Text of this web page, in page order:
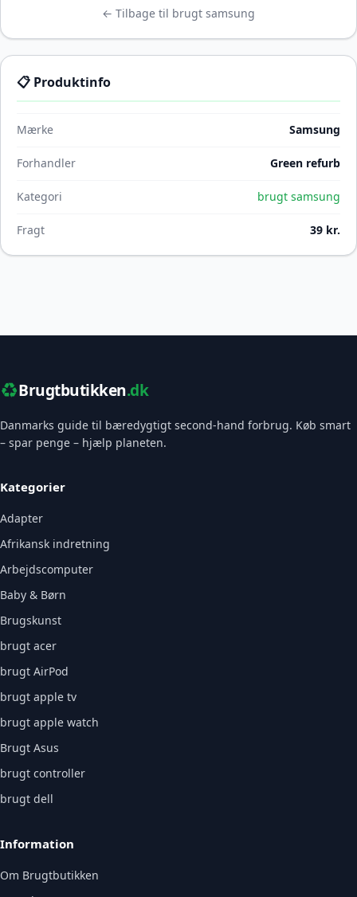
← Tilbage til brugt samsung
📋 Produktinfo
Mærke Samsung
Forhandler Green refurb
Kategori brugt samsung
Fragt 39 kr.
♻️Brugtbutikken.dk
Danmarks guide til bæredygtigt second-hand forbrug. Køb smart
– spar penge – hjælp planeten.
Kategorier
Adapter
Afrikansk indretning
Arbejdscomputer
Baby & Børn
Brugskunst
brugt acer
brugt AirPod
brugt apple tv
brugt apple watch
Brugt Asus
brugt controller
brugt dell
Information
Om Brugtbutikken